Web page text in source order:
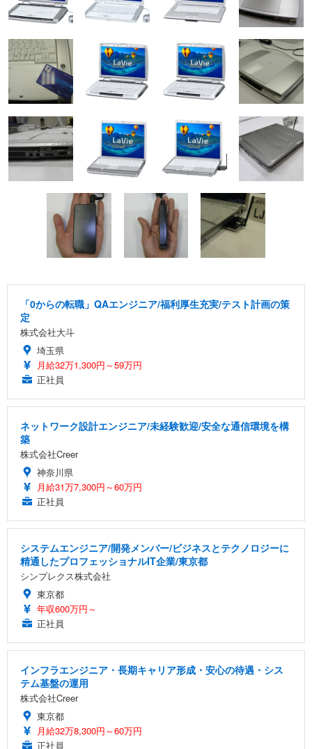
「0からの転職」QAエンジニア/福利厚生充実/テスト計画の策
定
株式会社大斗
埼玉県
月給32万1,300円～59万円
正社員
ネットワーク設計エンジニア/未経験歓迎/安全な通信環境を構
築
株式会社Creer
神奈川県
月給31万7,300円～60万円
正社員
システムエンジニア/開発メンバー/ビジネスとテクノロジーに
精通したプロフェッショナルIT企業/東京都
シンプレクス株式会社
東京都
年収600万円～
正社員
インフラエンジニア・長期キャリア形成・安心の待遇・シス
テム基盤の運用
株式会社Creer
東京都
月給32万8,300円～60万円
正社員